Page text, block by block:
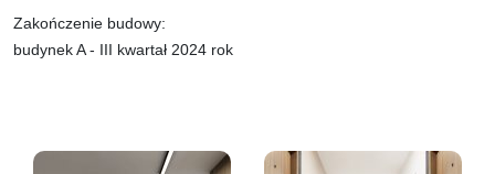
Zakończenie budowy:
budynek A - III kwartał 2024 rok